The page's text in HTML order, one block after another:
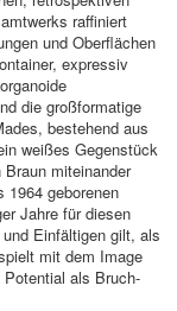
raffiniert
und Oberflächen
expressiv
die großformatige
bestehend aus
weißes Gegenstück
miteinander
1964 geborenen
Jahre für diesen
Einfältigen gilt, als
mit dem Image
als Bruch-